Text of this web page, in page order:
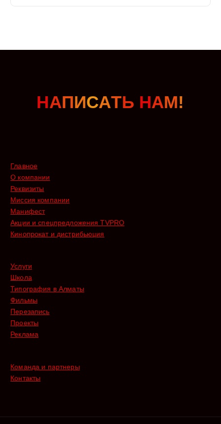
НАПИСАТЬ НАМ!
Главное
О компании
Реквизиты
Миссия компании
Манифест
Акции и спецпредложения TVPRO
Кинопрокат и дистрибьюция
Услуги
Школа
Типография в Алматы
Фильмы
Перезапись
Проекты
Реклама
Команда и партнеры
Контакты